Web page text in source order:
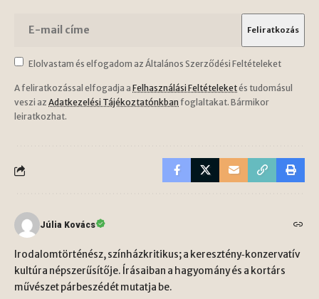
Elolvastam és elfogadom az Általános Szerződési Feltételeket
A feliratkozással elfogadja a Felhasználási Feltételeketés tudomásul
veszi az Adatkezelési Tájékoztatónkban foglaltakat. Bármikor
leiratkozhat.
Júlia Kovács
Irodalomtörténész, színházkritikus; a keresztény‑konzervatív
kultúra népszerűsítője. Írásaiban a hagyomány és a kortárs
művészet párbeszédét mutatja be.